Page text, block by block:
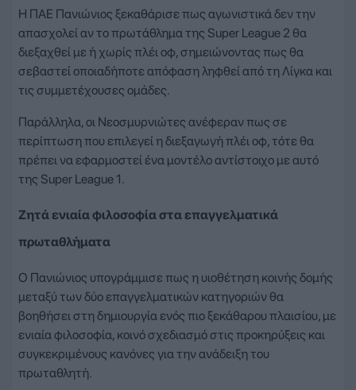
Η ΠΑΕ Πανιώνιος ξεκαθάρισε πως αγωνιστικά δεν την
απασχολεί αν το πρωτάθλημα της Super League 2 θα
διεξαχθεί με ή χωρίς πλέι οφ, σημειώνοντας πως θα
σεβαστεί οποιαδήποτε απόφαση ληφθεί από τη Λίγκα και
τις συμμετέχουσες ομάδες.
Παράλληλα, οι Νεοσμυρνιώτες ανέφεραν πως σε
περίπτωση που επιλεγεί η διεξαγωγή πλέι οφ, τότε θα
πρέπει να εφαρμοστεί ένα μοντέλο αντίστοιχο με αυτό
της Super League 1.
Ζητά ενιαία φιλοσοφία στα επαγγελματικά
πρωταθλήματα
Ο Πανιώνιος υπογράμμισε πως η υιοθέτηση κοινής δομής
μεταξύ των δύο επαγγελματικών κατηγοριών θα
βοηθήσει στη δημιουργία ενός πιο ξεκάθαρου πλαισίου, με
ενιαία φιλοσοφία, κοινό σχεδιασμό στις προκηρύξεις και
συγκεκριμένους κανόνες για την ανάδειξη του
πρωταθλητή.